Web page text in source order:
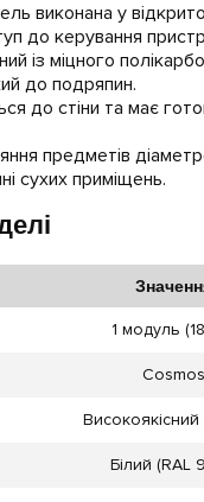
виконана у
до керування
із міцного
до подряпин.
до стіни та має
предметів
сухих приміщень.
1 модуль
Cosmos
Високоякісний
Білий (RAL